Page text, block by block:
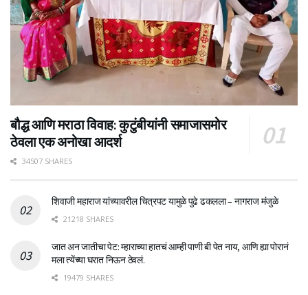
बौद्ध आणि मराठा विवाह: कुटुंबीयांनी समाजासमोर
ठेवला एक अनोखा आदर्श
34507 SHARES
शिवाजी महाराज यांच्यावरील चित्रपट यामुळे पुढे ढकलला – नागराज मंजुळे
21218 SHARES
जात अन जातीचा पेट: म्हाराच्या हातचं आम्ही पाणी बी पेत नाय, आणि ह्या पोरानं
मला त्येंच्या घरात निऊन ठेवलं.
19479 SHARES